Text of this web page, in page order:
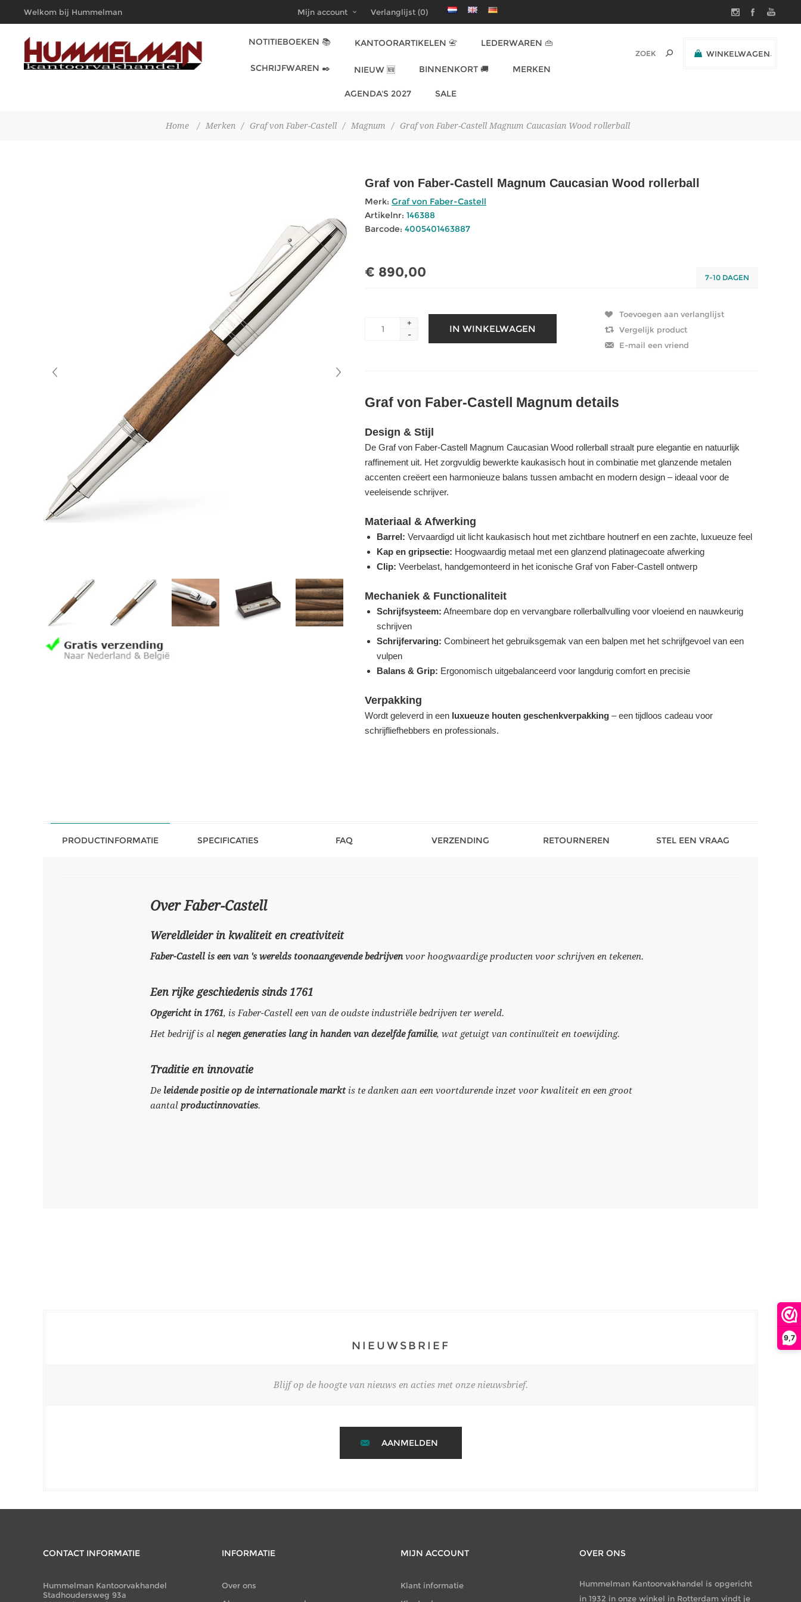
9,7
Welkom bij Hummelman
Kantoorvakhandel
Mijn account Verlanglijst (0)
WINKELWAGEN
NOTITIEBOEKEN 📚 KANTOORARTIKELEN 📇 LEDERWAREN 👜
SCHRIJFWAREN ✒️ NIEUW 🆕 BINNENKORT 🚚 MERKEN
AGENDA'S 2027 SALE
Home / Merken / Graf von Faber-Castell / Magnum / Graf von Faber-Castell Magnum Caucasian Wood rollerball
Graf von Faber-Castell Magnum Caucasian Wood rollerball
Merk: Graf von Faber-Castell
Artikelnr: 146388
Barcode: 4005401463887
€ 890,00 7-10 DAGEN
+
-
Graf von Faber-Castell Magnum details
Design & Stijl
De Graf von Faber-Castell Magnum Caucasian Wood rollerball straalt pure elegantie en natuurlijk
raffinement uit. Het zorgvuldig bewerkte kaukasisch hout in combinatie met glanzende metalen
accenten creëert een harmonieuze balans tussen ambacht en modern design – ideaal voor de
veeleisende schrijver.
Materiaal & Afwerking
Barrel: Vervaardigd uit licht kaukasisch hout met zichtbare houtnerf en een zachte, luxueuze feel
Kap en gripsectie: Hoogwaardig metaal met een glanzend platinagecoate afwerking
Clip: Veerbelast, handgemonteerd in het iconische Graf von Faber-Castell ontwerp
Mechaniek & Functionaliteit
Schrijfsysteem: Afneembare dop en vervangbare rollerballvulling voor vloeiend en nauwkeurig
schrijven
Schrijfervaring: Combineert het gebruiksgemak van een balpen met het schrijfgevoel van een
vulpen
Balans & Grip: Ergonomisch uitgebalanceerd voor langdurig comfort en precisie
Verpakking
Wordt geleverd in een luxueuze houten geschenkverpakking – een tijdloos cadeau voor
schrijfliefhebbers en professionals.
PRODUCTINFORMATIE SPECIFICATIES FAQ VERZENDING RETOURNEREN STEL EEN VRAAG
Over Faber-Castell
Wereldleider in kwaliteit en creativiteit
Faber-Castell is een van 's werelds toonaangevende bedrijvenvoor hoogwaardige producten voor schrijven en tekenen.
Een rijke geschiedenis sinds 1761
Opgericht in 1761, is Faber-Castell een van de oudste industriële bedrijven ter wereld.
Het bedrijf is al negen generaties lang in handen van dezelfde familie, wat getuigt van continuïteit en toewijding.
Traditie en innovatie
De leidende positie op de internationale marktis te danken aan een voortdurende inzet voor kwaliteit en een groot
aantal productinnovaties.
NIEUWSBRIEF
Blijf op de hoogte van nieuws en acties met onze nieuwsbrief.
AANMELDEN
CONTACT INFORMATIE
Hummelman Kantoorvakhandel
Stadhoudersweg 93a
INFORMATIE
Over ons
MIJN ACCOUNT
Klant informatie
OVER ONS
Hummelman Kantoorvakhandel is opgericht
in 1932 in onze winkel in Rotterdam vindt je